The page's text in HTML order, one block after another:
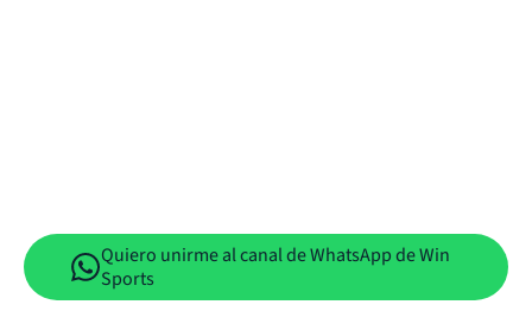
Quiero unirme al canal de WhatsApp de Win
Sports